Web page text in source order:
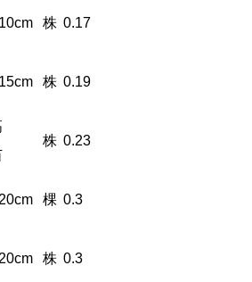
株 0.17
株 0.19
株 0.23
棵 0.3
株 0.3